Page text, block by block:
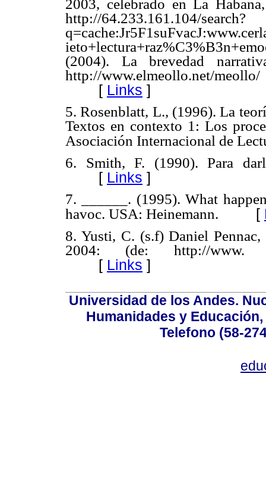
2003, celebrado en La
http://64.233.161.104/search?
(2004). La brevedad
http://www.elmeollo.net/
[ Links ]
5. Rosenblatt, L., (1996). La
Textos en contexto 1: Los
Asociación Internacional de
6. Smith, F. (1990). Para
[ Links ]
7. ______. (1995). What
havoc. USA: Heinemann. [
8. Yusti, C. (s.f) Daniel
2004: (de: http://www.
[ Links ]
Universidad de los Andes.
Humanidades y
Telefono (58-